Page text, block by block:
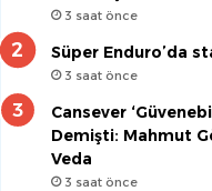
3 saat önce
Süper Enduro’da
3 saat önce
Cansever
Demişti: Mahmut
Veda
3 saat önce